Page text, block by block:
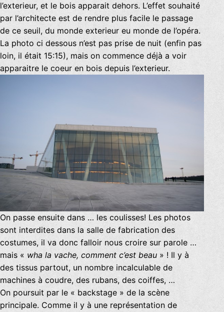
l’exterieur, et le bois apparait dehors. L’effet souhaité
par l’architecte est de rendre plus facile le passage
de ce seuil, du monde exterieur eu monde de l’opéra.
La photo ci dessous n’est pas prise de nuit (enfin pas
loin, il était 15:15), mais on commence déjà a voir
apparaitre le coeur en bois depuis l’exterieur.
On passe ensuite dans … les coulisses! Les photos
sont interdites dans la salle de fabrication des
costumes, il va donc falloir nous croire sur parole …
mais « wha la vache, comment c’est beau » ! Il y à
des tissus partout, un nombre incalculable de
machines à coudre, des rubans, des coiffes, …
On poursuit par le « backstage » de la scène
principale. Comme il y à une représentation de